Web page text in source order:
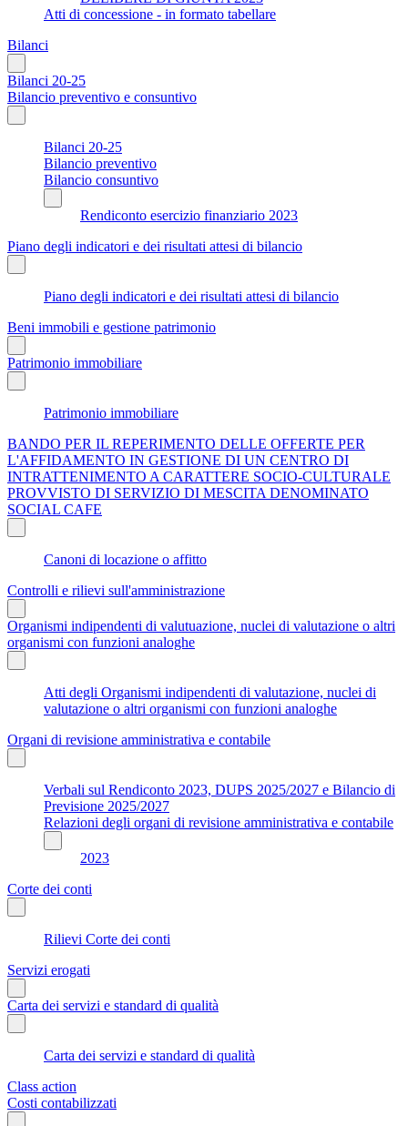
Atti di concessione - in formato tabellare
Bilanci
Bilanci 20-25
Bilancio preventivo e consuntivo
Bilanci 20-25
Bilancio preventivo
Bilancio consuntivo
Rendiconto esercizio finanziario 2023
Piano degli indicatori e dei risultati attesi di bilancio
Piano degli indicatori e dei risultati attesi di bilancio
Beni immobili e gestione patrimonio
Patrimonio immobiliare
Patrimonio immobiliare
BANDO PER IL REPERIMENTO DELLE OFFERTE PER
L'AFFIDAMENTO IN GESTIONE DI UN CENTRO DI
INTRATTENIMENTO A CARATTERE SOCIO-CULTURALE
PROVVISTO DI SERVIZIO DI MESCITA DENOMINATO
SOCIAL CAFE
Canoni di locazione o affitto
Controlli e rilievi sull'amministrazione
Organismi indipendenti di valutuazione, nuclei di valutazione o altri
organismi con funzioni analoghe
Atti degli Organismi indipendenti di valutazione, nuclei di
valutazione o altri organismi con funzioni analoghe
Organi di revisione amministrativa e contabile
Verbali sul Rendiconto 2023, DUPS 2025/2027 e Bilancio di
Previsione 2025/2027
Relazioni degli organi di revisione amministrativa e contabile
2023
Corte dei conti
Rilievi Corte dei conti
Servizi erogati
Carta dei servizi e standard di qualità
Carta dei servizi e standard di qualità
Class action
Costi contabilizzati